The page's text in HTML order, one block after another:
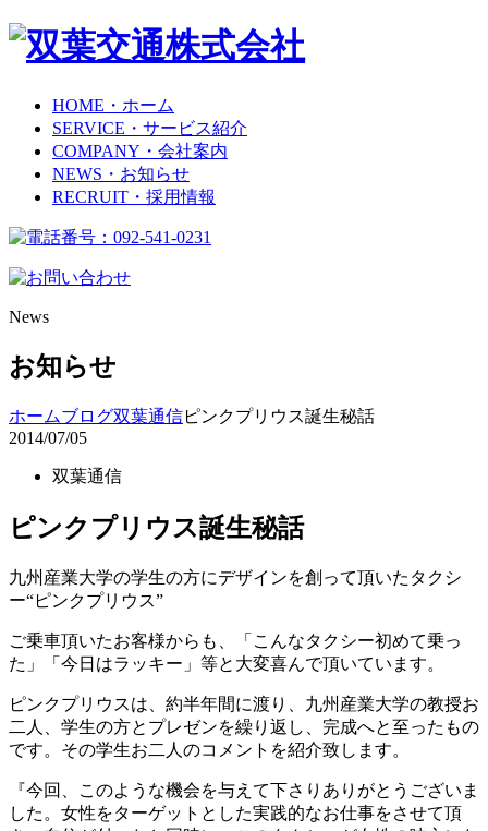
HOME ・ホーム
SERVICE ・サービス紹介
COMPANY ・会社案内
NEWS ・お知らせ
RECRUIT ・採用情報
News
お知らせ
ホームブログ双葉通信ピンクプリウス誕生秘話
2014/07/05
双葉通信
ピンクプリウス誕生秘話
九州産業大学の学生の方にデザインを創って頂いたタクシ
ー“ピンクプリウス”
ご乗車頂いたお客様からも、「こんなタクシー初めて乗っ
た」「今日はラッキー」等と大変喜んで頂いています。
ピンクプリウスは、約半年間に渡り、九州産業大学の教授お
二人、学生の方とプレゼンを繰り返し、完成へと至ったもの
です。その学生お二人のコメントを紹介致します。
『今回、このような機会を与えて下さりありがとうございま
した。女性をターゲットとした実践的なお仕事をさせて頂